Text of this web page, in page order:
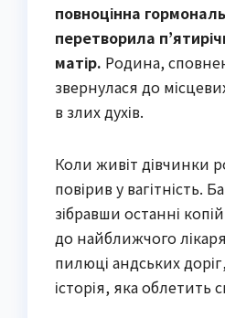
повноцінна
перетворила
матір. Родина,
звернулася до
в злих духів.
Коли живіт дівчинки
повірив у вагітність.
зібравши останні
до найближчого
пилюці андських
історія, яка облетить